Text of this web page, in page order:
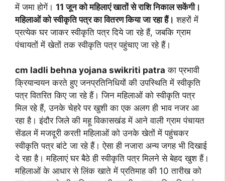
में जमा होगें। 11 जून को महिलाएं खातों से राशि निकाल सकेंगी।
महिलाओं को स्वीकृति पत्र का वितरण किया जा रहा हैं। शहरों में
प्रत्येक घर जाकर स्वीकृति पत्र दिये जा रहे हैं, जबकि ग्राम
पंचायतों में खेतों तक स्वीकृति पत्र पहुंचाए जा रहे हैं।
cm ladli behna yojana swikriti patra का प्रभावी
क्रियान्वयन करते हुए जनप्रतिनिधियों की उपस्थिति में स्वीकृति
पत्र वितरित किए जा रहे हैं। जिन महिलाओं को स्वीकृति पत्र
मिल रहे हैं, उनके चेहरे पर खुशी का एक अलग ही भाव नजर आ
रहा है। इंदौर जिले की महू विकासखंड में आने वाली ग्राम पंचायत
सेंडल में मजदूरी करती महिलाओं को उनके खेतों में पहुंचकर
स्वीकृति पत्र बांटे जा रहे हैं। ऐसा ही नजारा अन्य जगह भी दिखाई
दे रहा है। महिलाएं घर बैठे ही स्वीकृति पत्र मिलने से बेहद खुश हैं।
महिलाओं के आधार से लिंक खाते में प्रतिमाह की 10 तारीख को